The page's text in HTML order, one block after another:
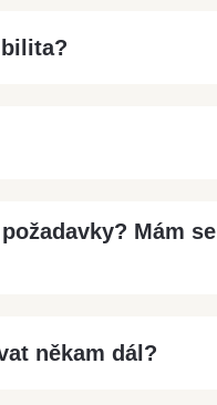
Mám se
někam dál?